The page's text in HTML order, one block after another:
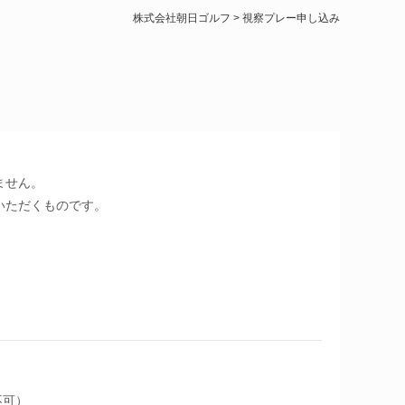
株式会社朝日ゴルフ > 視察プレー申し込み
ん。
だくものです。
）